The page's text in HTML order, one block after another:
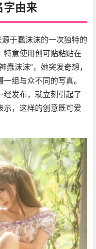
字由来
于蠢沫沫的一次独特的
特意使用创可贴粘贴在
蠢沫沫”，她突发奇想，
组与众不同的写真。
发布，就立刻引起了
示，这样的创意既可爱